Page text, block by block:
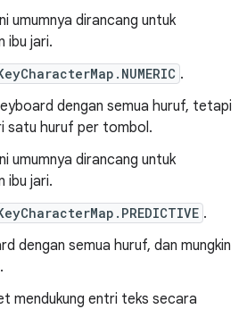
umumnya dirancang untuk
ibu jari.
.
dengan semua huruf, tetapi
satu huruf per tombol.
umumnya dirancang untuk
ibu jari.
.
dengan semua huruf, dan mungkin
mendukung entri teks secara